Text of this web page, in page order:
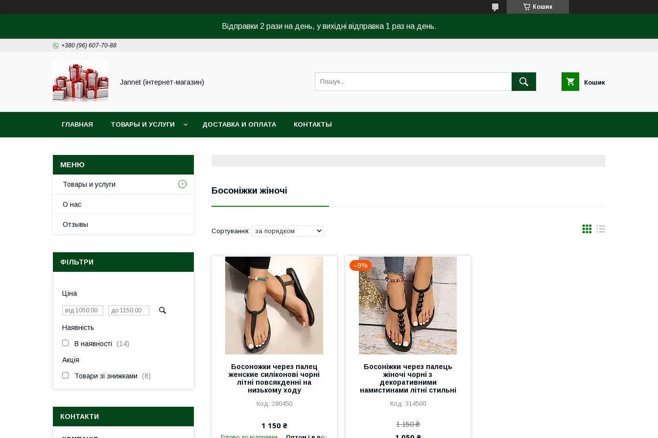
Кошик
Відправки 2 рази на день, у вихідні відправка 1 раз на день.
+380 (96) 607-70-88
Jannet (інтернет-магазин) Кошик
ГЛАВНАЯ ТОВАРЫ И УСЛУГИ ДОСТАВКА И ОПЛАТА КОНТАКТЫ
Босоніжки жіночі
Босоножки через палец
женские силіконові чорні
літні повсякденні на
низькому ходу
280450
1 150 ₴
–9%
Босоніжки через палець
жіночі чорні з
декоративними
намистинами літні стильні
314500
1 150 ₴
Товары и услуги
О нас
Отзывы
ФІЛЬТРИ
Ціна
Наявність
В наявності 14
Акція
Товари зі знижками 8
КОНТАКТИ